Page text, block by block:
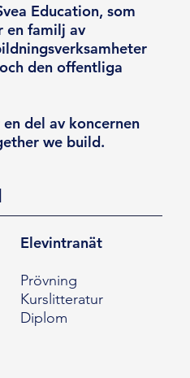
Education, som
en familj av
den offentliga
del av koncernen
we build.
Elevintranät
Prövning
Kurslitteratur
Diplom